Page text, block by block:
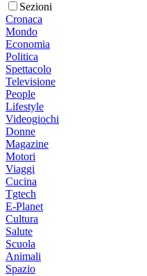
Sezioni
Cronaca
Mondo
Economia
Politica
Spettacolo
Televisione
People
Lifestyle
Videogiochi
Donne
Magazine
Motori
Viaggi
Cucina
Tgtech
E-Planet
Cultura
Salute
Scuola
Animali
Spazio